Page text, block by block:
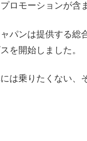
ロモーションが含
パンは提供する総
を開始しました。
は乗りたくない、